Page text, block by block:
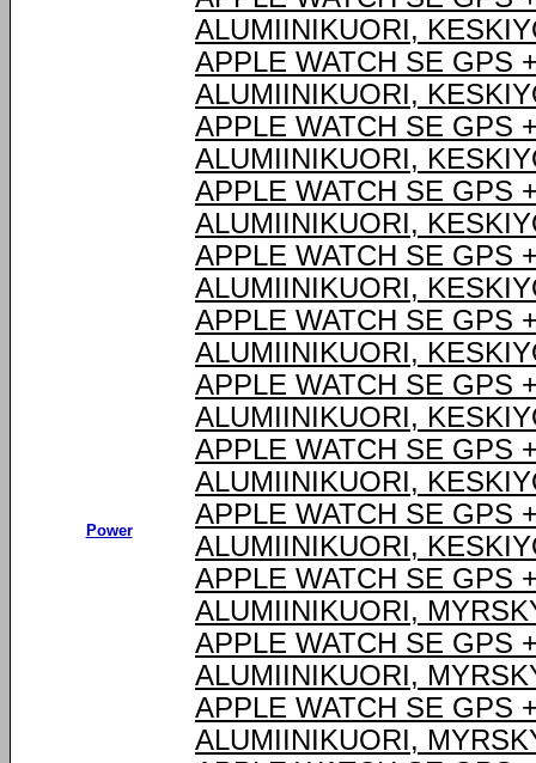
Power
ALUMIINIKUORI,
APPLE WATCH SE GPS
ALUMIINIKUORI,
APPLE WATCH SE GPS
ALUMIINIKUORI,
APPLE WATCH SE GPS
ALUMIINIKUORI,
APPLE WATCH SE GPS
ALUMIINIKUORI,
APPLE WATCH SE GPS
ALUMIINIKUORI,
APPLE WATCH SE GPS
ALUMIINIKUORI,
APPLE WATCH SE GPS
ALUMIINIKUORI,
APPLE WATCH SE GPS
ALUMIINIKUORI,
APPLE WATCH SE GPS
ALUMIINIKUORI,
APPLE WATCH SE GPS
ALUMIINIKUORI,
APPLE WATCH SE GPS
ALUMIINIKUORI,